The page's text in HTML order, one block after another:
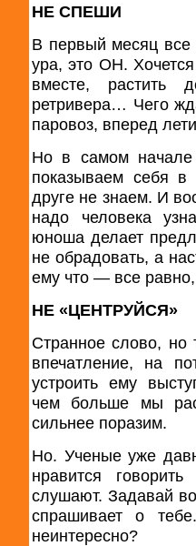
НЕ СПЕШИ
В первый месяц все
ура, это ОН.
вместе, растить
ретривера… Чего
паровоз, вперед
Но в самом начале
показываем себя
друге не знаем. И
надо человека
юноша делает
не обрадовать, а
ему что — все
НЕ «ЦЕНТРУЙСЯ»
Странное слово, но
впечатление, на
устроить ему
чем больше мы
сильнее поразим.
Но. Ученые уже
нравится
слушают. Задавай
спрашивает о
неинтересно?